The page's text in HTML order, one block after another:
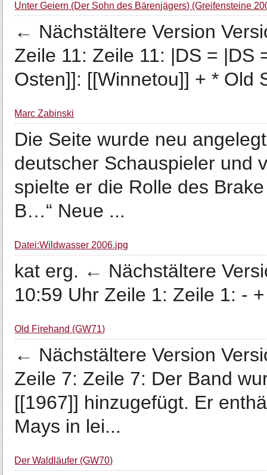
Unter Geiern (Der Sohn des Bärenjägers) (Greifensteine
← Nächstältere Version
Zeile 11: Zeile 11: |DS = |DS
Osten]]: [[Winnetou]] + * Old
Marc Zabinski
Die Seite wurde neu
deutscher Schauspieler und
spielte er die Rolle des
B…“ Neue ...
Datei:Wildwasser 2006.jpg
kat erg. ← Nächstältere
10:59 Uhr Zeile 1: Zeile 1: -
Old Firehand (GW71)
← Nächstältere Version
Zeile 7: Zeile 7: Der Band
[[1967]] hinzugefügt. Er
Mays in lei...
Der Waldläufer (GW70)